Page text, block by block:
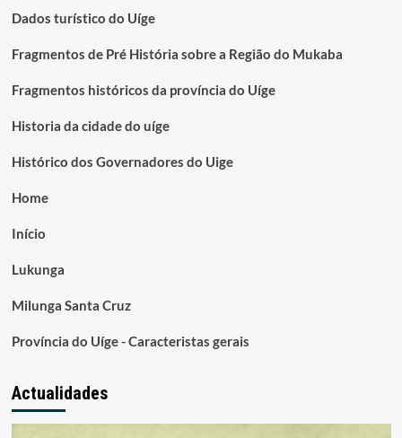
Dados turístico do Uíge
Fragmentos de Pré História sobre a Região do Mukaba
Fragmentos históricos da província do Uíge
Historia da cidade do uíge
Histórico dos Governadores do Uige
Home
Início
Lukunga
Milunga Santa Cruz
Província do Uíge - Caracteristas gerais
Actualidades